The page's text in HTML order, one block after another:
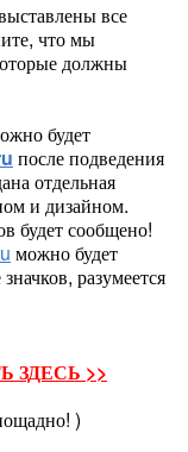
все
что мы
должны
будет
после подведения
отдельная
и дизайном.
будет сообщено!
можно будет
разумеется
ЗДЕСЬ >>
)